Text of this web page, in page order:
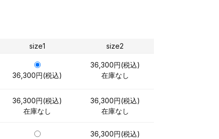
size1 size2
36,300円(税込)
36,300円(税込)
在庫なし
36,300円(税込)
在庫なし
36,300円(税込)
在庫なし
36,300円(税込)